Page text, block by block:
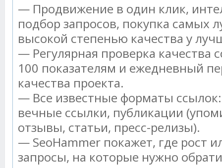
— Продвижение в один клик,
подбор запросов, покупка самых
высокой степенью качества у
— Регулярная проверка качества
100 показателям и ежедневный
качества проекта.
— Все известные форматы
вечные ссылки, публикации
отзывы, статьи, пресс-релизы).
— SeoHammer покажет, где рост
запросы, на которые нужно